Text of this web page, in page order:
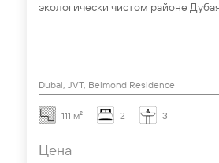
экологически чистом районе
Dubai, JVT, Belmond Residence
111 м² 2 3
Цена